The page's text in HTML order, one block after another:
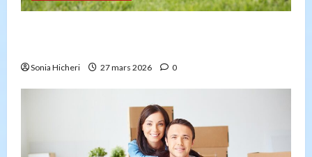
Sonia Hicheri 27 mars 2026 0